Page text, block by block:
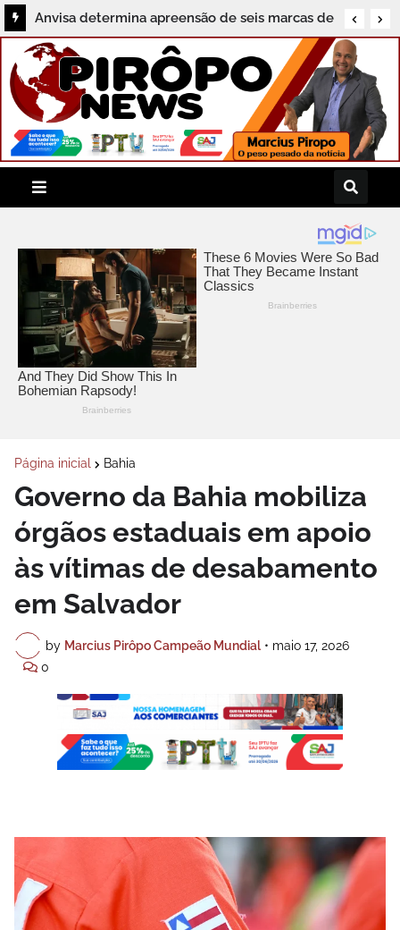
Anvisa determina apreensão de seis marcas de
sal vendidas irregularmente no Brasil
Página inicial Bahia
Governo da Bahia mobiliza
órgãos estaduais em apoio
às vítimas de desabamento
em Salvador
by Marcius Pirôpo Campeão Mundial • maio 17, 2026
0